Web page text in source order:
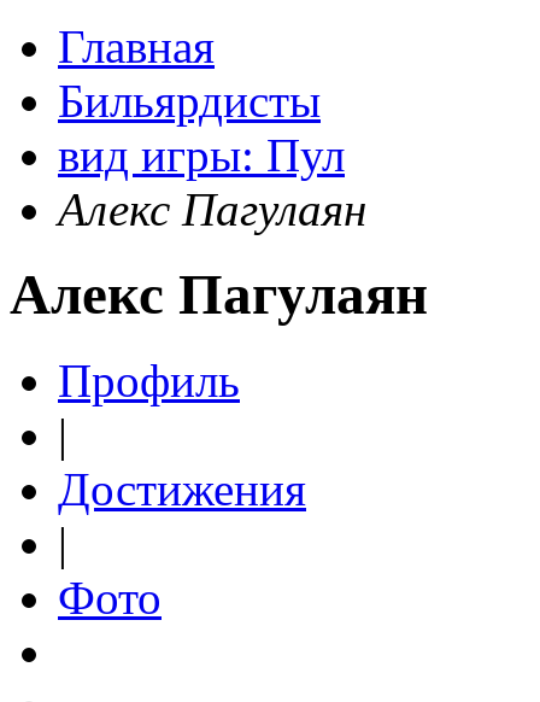
Главная
Бильярдисты
вид игры: Пул
Алекс Пагулаян
Алекс Пагулаян
Профиль
|
Достижения
|
Фото